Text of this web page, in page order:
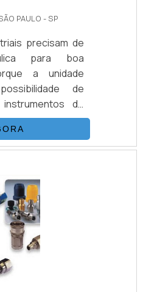
PAULO - SP
precisam de
para boa
a unidade
de
de
mais é
componentes,
que
ser utilizada
uma prensa de
SOBRE O
hidráulica